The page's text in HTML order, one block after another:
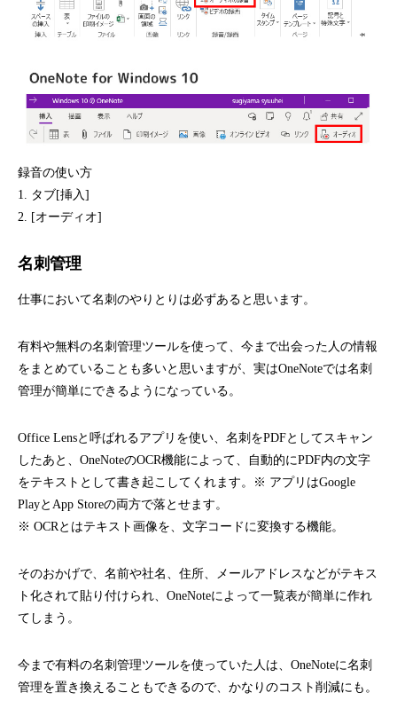
録音の使い方
1. タブ[挿入]
2. [オーディオ]
名刺管理
仕事において名刺のやりとりは必ずあると思います。
有料や無料の名刺管理ツールを使って、今まで出会った人の情報
をまとめていることも多いと思いますが、実はOneNoteでは名刺
管理が簡単にできるようになっている。
Office Lensと呼ばれるアプリを使い、名刺をPDFとしてスキャン
したあと、OneNoteのOCR機能によって、自動的にPDF内の文字
をテキストとして書き起こしてくれます。
※ アプリはGoogle
PlayとApp Storeの両方で落とせます。
※ OCRとはテキスト画像を、文字コードに変換する機能。
そのおかげで、名前や社名、住所、メールアドレスなどがテキス
ト化されて貼り付けられ、OneNoteによって一覧表が簡単に作れ
てしまう。
今まで有料の名刺管理ツールを使っていた人は、OneNoteに名刺
管理を置き換えることもできるので、かなりのコスト削減にも。